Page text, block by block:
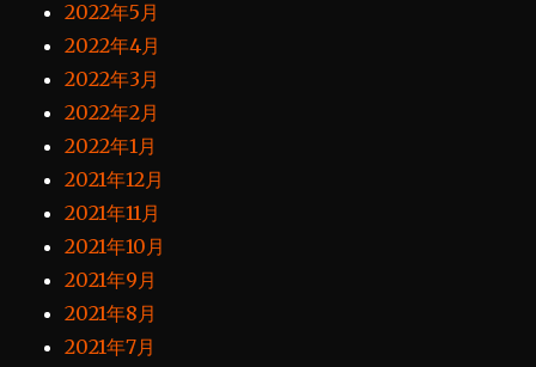
2022年5月
2022年4月
2022年3月
2022年2月
2022年1月
2021年12月
2021年11月
2021年10月
2021年9月
2021年8月
2021年7月